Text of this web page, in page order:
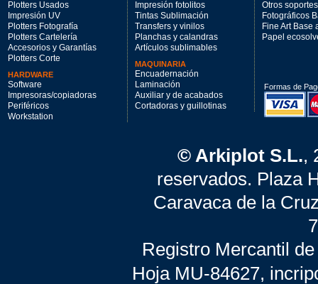
Plotters Usados
Impresión UV
Plotters Fotografía
Plotters Cartelería
Accesorios y Garantías
Plotters Corte
HARDWARE
Software
Impresoras/copiadoras
Periféricos
Workstation
Impresión fotolitos
Tintas Sublimación
Transfers y vinilos
Planchas y calandras
Artículos sublimables
MAQUINARIA
Encuadernación
Laminación
Auxiliar y de acabados
Cortadoras y guillotinas
Otros soportes
Fotográficos
Fine Art Base
Papel
Formas de
© Arkiplot S.L.,
reservados. Plaza
Caravaca de la
Registro Mercantil
Hoja MU-84627,